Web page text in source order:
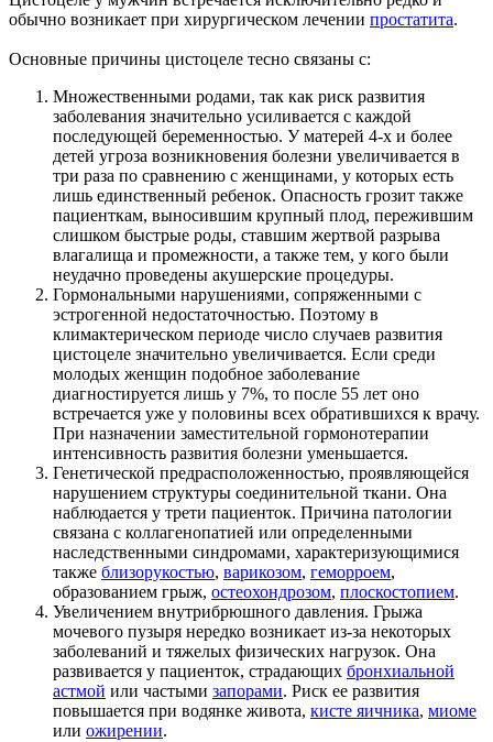
обычно возникает при хирургическом лечении простатита.
Основные причины цистоцеле тесно связаны с:
Множественными родами, так как риск развития
заболевания значительно усиливается с каждой
последующей беременностью. У матерей 4-х и более
детей угроза возникновения болезни увеличивается в
три раза по сравнению с женщинами, у которых есть
лишь единственный ребенок. Опасность грозит также
пациенткам, выносившим крупный плод, пережившим
слишком быстрые роды, ставшим жертвой разрыва
влагалища и промежности, а также тем, у кого были
неудачно проведены акушерские процедуры.
Гормональными нарушениями, сопряженными с
эстрогенной недостаточностью. Поэтому в
климактерическом периоде число случаев развития
цистоцеле значительно увеличивается. Если среди
молодых женщин подобное заболевание
диагностируется лишь у 7%, то после 55 лет оно
встречается уже у половины всех обратившихся к врачу.
При назначении заместительной гормонотерапии
интенсивность развития болезни уменьшается.
Генетической предрасположенностью, проявляющейся
нарушением структуры соединительной ткани. Она
наблюдается у трети пациенток. Причина патологии
связана с коллагенопатией или определенными
наследственными синдромами, характеризующимися
также близорукостью, варикозом, геморроем,
образованием грыж, остеохондрозом, плоскостопием.
Увеличением внутрибрюшного давления. Грыжа
мочевого пузыря нередко возникает из-за некоторых
заболеваний и тяжелых физических нагрузок. Она
развивается у пациенток, страдающих бронхиальной
астмой или частыми запорами. Риск ее развития
повышается при водянке живота, кисте яичника, миоме
или ожирении.